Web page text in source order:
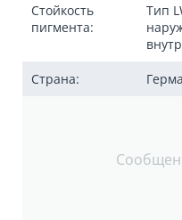
Стойкость
пигмента:
Тип
Страна: